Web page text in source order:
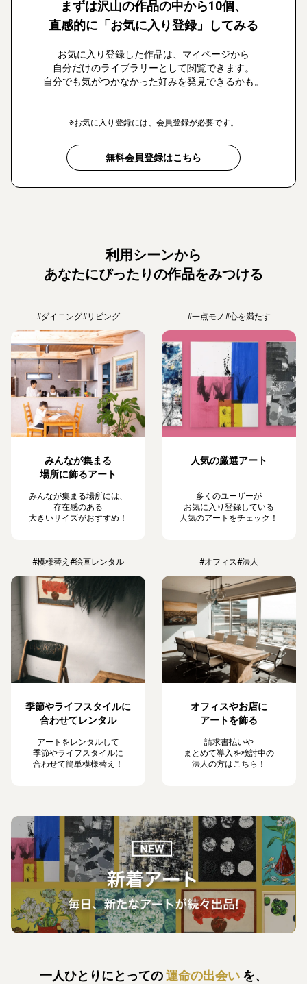
まずは沢山の作品の中から10個、
直感的に「お気に入り登録」してみる
お気に入り登録した作品は、マイページから
自分だけのライブラリーとして閲覧できます。
自分でも気がつかなかった好みを発見できるかも。
※お気に入り登録には、会員登録が必要です。
無料会員登録はこちら
利用シーンから
あなたにぴったりの作品をみつける
#ダイニング#リビング
みんなが集まる
場所に飾るアート
みんなが集まる場所には、
存在感のある
大きいサイズがおすすめ！
#一点モノ#心を満たす
人気の厳選アート
多くのユーザーが
お気に入り登録している
人気のアートをチェック！
#模様替え #絵画レンタル
季節やライフスタイルに
合わせてレンタル
アートをレンタルして
季節やライフスタイルに
合わせて簡単模様替え！
#オフィス#法人
オフィスやお店に
アートを飾る
請求書払いや
まとめて導入を検討中の
法人の方はこちら！
一人ひとりにとっての運命の出会い を、